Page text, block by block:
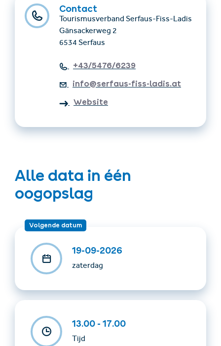
Contact
Tourismusverband Serfaus-Fiss-Ladis
Gänsackerweg 2
6534 Serfaus
+43/5476/6239
info@serfaus-fiss-ladis.at
Website
band, tractors, and horses at the Castle Hotel,
followed by a joint parade to the Cultural Center
An experience for the whole family – tradition, music,
Alle data in één
oogopslag
Volgende datum
19-09-2026
zaterdag
13.00 - 17.00
Tijd